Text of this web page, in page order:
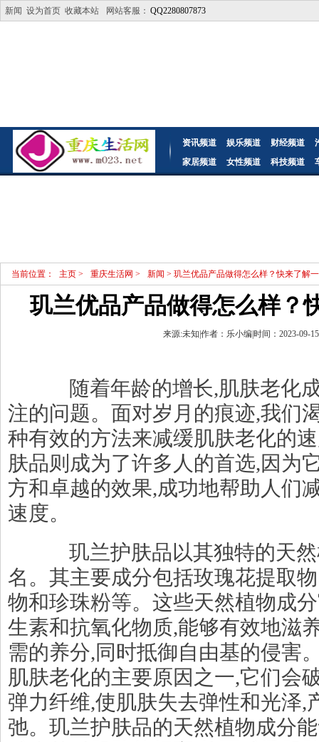
新闻 设为首页 收藏本站 网站客服： QQ2280807873
资讯频道 娱乐频道 财经频道
家居频道
女性频道 科技频道
当前位置： 主页 > 重庆生活网 > 新闻 > 玑兰优品产品做得怎么样？快来了解
玑兰优品产品做得怎么样？
来源:未知|作者：乐小编|时间：2023-09-
随着年龄的增长,肌肤老化
注的问题。面对岁月的痕迹,我们
种有效的方法来减缓肌肤老化的
肤品则成为了许多人的首选,因为
方和卓越的效果,成功地帮助人们
速度。
玑兰护肤品以其独特的天然
名。其主要成分包括玫瑰花提取
物和珍珠粉等。这些天然植物成
生素和抗氧化物质,能够有效地滋
需的养分,同时抵御自由基的侵害
肌肤老化的主要原因之一,它们会
弹力纤维,使肌肤失去弹性和光泽,
弛。玑兰护肤品的天然植物成分